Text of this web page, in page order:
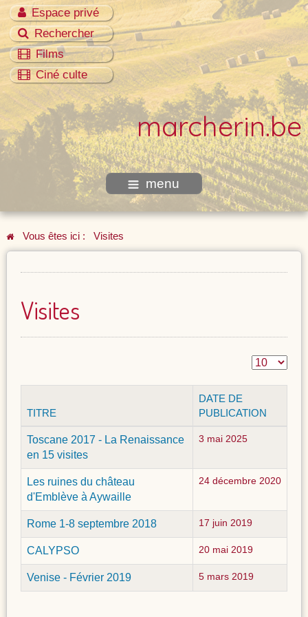
Espace privé
Rechercher
Films
Ciné culte
marcherin.be
menu
Vous êtes ici : Visites
Visites
TITRE
DATE DE
PUBLICATION
Toscane 2017 - La Renaissance
en 15 visites
3 mai 2025
Les ruines du château
d'Emblève à Aywaille
24 décembre 2020
Rome 1-8 septembre 2018 17 juin 2019
CALYPSO 20 mai 2019
Venise - Février 2019 5 mars 2019